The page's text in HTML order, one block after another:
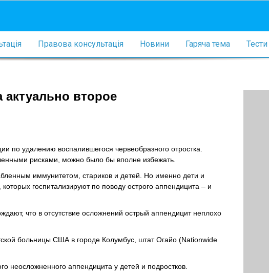
Правова консультація Новини Гаряча тема Тести
актуально второе
удалению воспалившегося червеобразного отростка.
рисками, можно было бы вполне избежать.
иммунитетом, стариков и детей. Но именно дети и
госпитализируют по поводу острого аппендицита – и
что в отсутствие осложнений острый аппендицит неплохо
больницы США в городе Колумбус, штат Огайо (Nationwide
неосложненного аппендицита у детей и подростков.